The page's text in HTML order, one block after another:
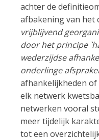
achter de
afbakening van het
vrijblijvend
door het principe
wederzijdse
onderlinge
afhankelijkheden
elk netwerk
netwerken vooral
meer tijdelijk
tot een